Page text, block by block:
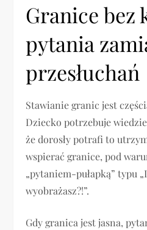
Granice bez
pytania
przesłuchań
Stawianie granic jest
Dziecko potrzebuje
że dorosły potrafi to
wspierać granice, pod
„pytaniem-pułapką” typu
wyobrażasz?!”.
Gdy granica jest jasna,